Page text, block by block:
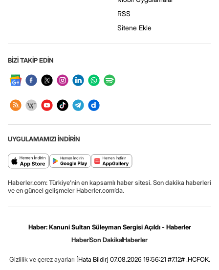
RSS
Sitene Ekle
BİZİ TAKİP EDİN
UYGULAMAMIZI İNDİRİN
Haberler.com: Türkiye’nin en kapsamlı haber sitesi. Son dakika haberleri
ve en güncel gelişmeler Haberler.com’da.
Haber: Kanuni Sultan Süleyman Sergisi Açıldı - Haberler
HaberSon DakikaHaberler
Gizlilik ve çerez ayarları [Hata Bildir] 07.08.2026 19:56:21 #7.12# .HCFOK.